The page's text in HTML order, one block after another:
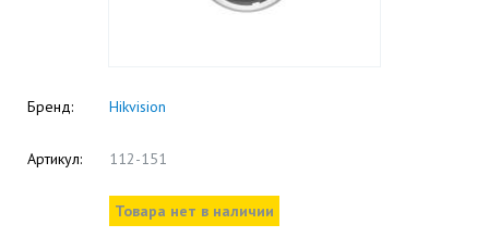
Бренд: Hikvision
Артикул: 112-151
Товара нет в наличии